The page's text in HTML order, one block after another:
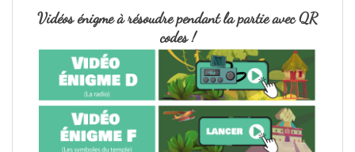
Vidéos énigme à résoudre pendant la partie avec QR
codes !